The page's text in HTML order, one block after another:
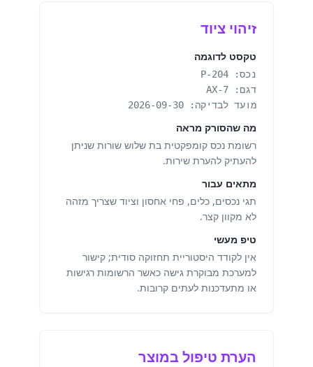
זיהוי ציוד
טקסט לדוגמה
נכס: P-204
דגם: AX-7
מועד לבדיקה: 2026-09-30
מה שהסורק מראה
רשומת נכס קומפקטית בת שלוש שורות שניתן
להעתיק להערת שירות.
מתאים עבור
תגי נכסים, כלים, פחי אחסון וציוד שצריך מזהה
לא מקוון קצר.
טיפ מעשי
אין לקודד היסטוריית תחזוקה סודית; קישור
למערכת מבוקרת גישה כאשר הרשומות רגישות
או מתעדכנות לעתים קרובות.
הערת טיפול במוצר